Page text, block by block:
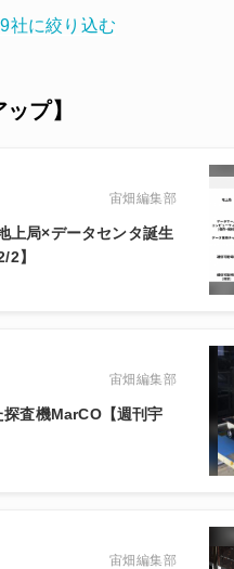
社に絞り込む
プ】
宙畑編集部
上局×データセンタ誕生
】
宙畑編集部
査機MarCO【週刊宇
宙畑編集部